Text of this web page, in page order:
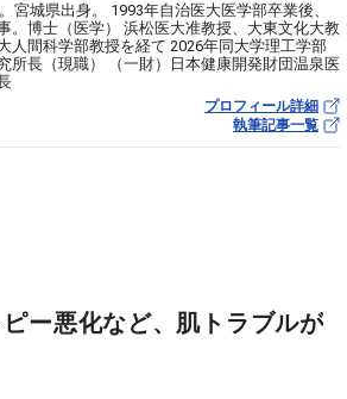
宮城県出身。 1993年自治医大医学部卒業後、
。博士（医学） 浜松医大准教授、大東文化大教
人間科学部教授を経て 2026年同大学理工学部
所長（現職） （一財）日本健康開発財団温泉医
プロフィール詳細
執筆記事一覧
ー悪化など、肌トラブルが